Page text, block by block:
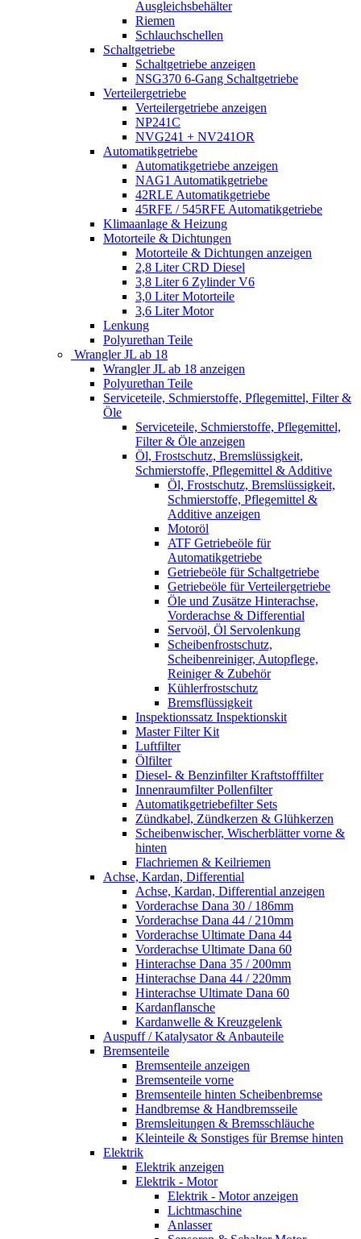
Ausgleichsbehälter
Riemen
Schlauchschellen
Schaltgetriebe
Schaltgetriebe anzeigen
NSG370 6-Gang Schaltgetriebe
Verteilergetriebe
Verteilergetriebe anzeigen
NP241C
NVG241 + NV241OR
Automatikgetriebe
Automatikgetriebe anzeigen
NAG1 Automatikgetriebe
42RLE Automatikgetriebe
45RFE / 545RFE Automatikgetriebe
Klimaanlage & Heizung
Motorteile & Dichtungen
Motorteile & Dichtungen anzeigen
2,8 Liter CRD Diesel
3,8 Liter 6 Zylinder V6
3,0 Liter Motorteile
3,6 Liter Motor
Lenkung
Polyurethan Teile
Wrangler JL ab 18
Wrangler JL ab 18 anzeigen
Polyurethan Teile
Serviceteile, Schmierstoffe, Pflegemittel, Filter &
Öle
Serviceteile, Schmierstoffe, Pflegemittel,
Filter & Öle anzeigen
Öl, Frostschutz, Bremslüssigkeit,
Schmierstoffe, Pflegemittel & Additive
Öl, Frostschutz, Bremslüssigkeit,
Schmierstoffe, Pflegemittel &
Additive anzeigen
Motoröl
ATF Getriebeöle für
Automatikgetriebe
Getriebeöle für Schaltgetriebe
Getriebeöle für Verteilergetriebe
Öle und Zusätze Hinterachse,
Vorderachse & Differential
Servoöl, Öl Servolenkung
Scheibenfrostschutz,
Scheibenreiniger, Autopflege,
Reiniger & Zubehör
Kühlerfrostschutz
Bremsflüssigkeit
Inspektionssatz Inspektionskit
Master Filter Kit
Luftfilter
Ölfilter
Diesel- & Benzinfilter Kraftstofffilter
Innenraumfilter Pollenfilter
Automatikgetriebefilter Sets
Zündkabel, Zündkerzen & Glühkerzen
Scheibenwischer, Wischerblätter vorne &
hinten
Flachriemen & Keilriemen
Achse, Kardan, Differential
Achse, Kardan, Differential anzeigen
Vorderachse Dana 30 / 186mm
Vorderachse Dana 44 / 210mm
Vorderachse Ultimate Dana 44
Vorderachse Ultimate Dana 60
Hinterachse Dana 35 / 200mm
Hinterachse Dana 44 / 220mm
Hinterachse Ultimate Dana 60
Kardanflansche
Kardanwelle & Kreuzgelenk
Auspuff / Katalysator & Anbauteile
Bremsenteile
Bremsenteile anzeigen
Bremsenteile vorne
Bremsenteile hinten Scheibenbremse
Handbremse & Handbremsseile
Bremsleitungen & Bremsschläuche
Kleinteile & Sonstiges für Bremse hinten
Elektrik
Elektrik anzeigen
Elektrik - Motor
Elektrik - Motor anzeigen
Lichtmaschine
Anlasser